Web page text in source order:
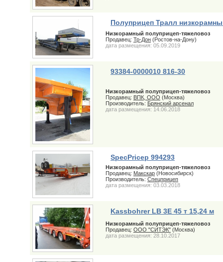
Полуприцеп Тралл
Низкорамный полуприцеп-тяжеловоз
Продавец: Тр-Дон (Ростов-на-Дону)
дата размещения: 05.09.2019
93384-0000010 816-30
Низкорамный полуприцеп-тяжеловоз
Продавец: ВПК, ООО (Москва)
Производитель: Брянский арсенал
дата размещения: 14.06.2018
SpecPricep 994293
Низкорамный полуприцеп-тяжеловоз
Продавец: Макскар (Новосибирск)
Производитель: Спецприцеп
дата размещения: 03.03.2018
Kassbohrer LB 3E 45 т 15,24 м
Низкорамный полуприцеп-тяжеловоз
Продавец: ООО "СИТЭК" (Москва)
дата размещения: 28.10.2017